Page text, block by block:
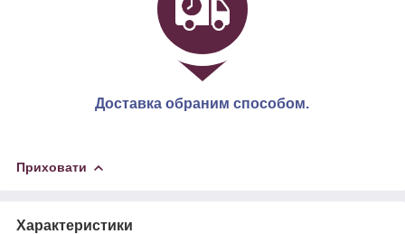
Доставка обраним способом.
Приховати
Характеристики